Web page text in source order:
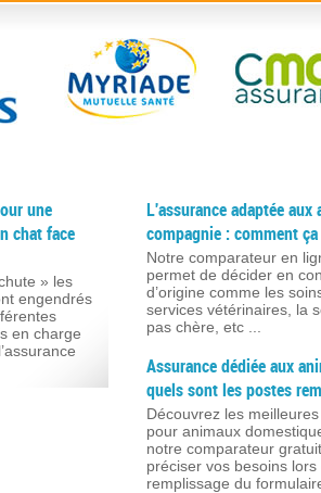
une
chat face
» les
engendrés
en charge
L'assurance adaptée aux
compagnie : comment
Notre comparateur en
permet de décider en
d’origine comme les
services vétérinaires, la
pas chère, etc ...
Assurance dédiée aux
quels sont les postes
Découvrez les
pour animaux
notre comparateur
préciser vos besoins lors
remplissage du